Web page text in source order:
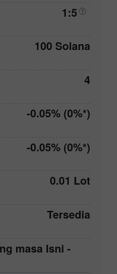
1:5
100 Solana
4
-0.05% (0%*)
-0.05% (0%*)
0.01 Lot
Tersedia
masa Isni -